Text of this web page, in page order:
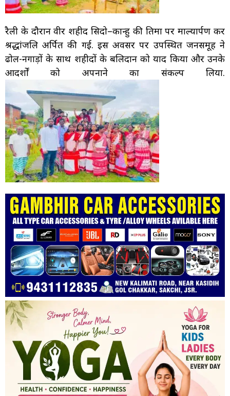
रैली के दौरान वीर शहीद सिदो–कान्हु की प्रतिमा पर माल्यार्पण कर
श्रद्धांजलि अर्पित की गई. इस अवसर पर उपस्थित जनसमूह ने
ढोल-नगाड़ों के साथ शहीदों के बलिदान को याद किया और उनके
आदर्शों को अपनाने का संकल्प लिया.